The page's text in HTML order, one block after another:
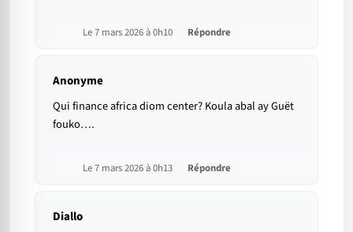
Le 7 mars 2026 à 0h10 Répondre
Anonyme
Qui finance africa diom center? Koula abal ay Guët
fouko….
Le 7 mars 2026 à 0h13 Répondre
Diallo